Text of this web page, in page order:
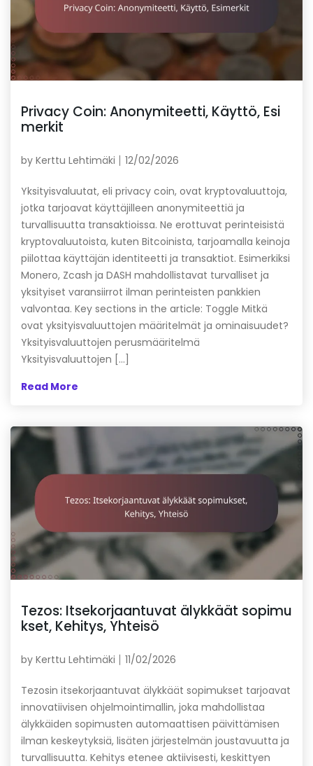
Privacy Coin: Anonymiteetti, Käyttö, Esi
merkit
by Kerttu Lehtimäki 12/02/2026
Yksityisvaluutat, eli privacy coin, ovat kryptovaluuttoja,
jotka tarjoavat käyttäjilleen anonymiteettiä ja
turvallisuutta transaktioissa. Ne erottuvat perinteisistä
kryptovaluutoista, kuten Bitcoinista, tarjoamalla keinoja
piilottaa käyttäjän identiteetti ja transaktiot. Esimerkiksi
Monero, Zcash ja DASH mahdollistavat turvalliset ja
yksityiset varansiirrot ilman perinteisten pankkien
valvontaa. Key sections in the article: Toggle Mitkä
ovat yksityisvaluuttojen määritelmät ja ominaisuudet?
Yksityisvaluuttojen perusmääritelmä
Yksityisvaluuttojen […]
Read More
Tezos: Itsekorjaantuvat älykkäät sopimu
kset, Kehitys, Yhteisö
by Kerttu Lehtimäki 11/02/2026
Tezosin itsekorjaantuvat älykkäät sopimukset tarjoavat
innovatiivisen ohjelmointimallin, joka mahdollistaa
älykkäiden sopimusten automaattisen päivittämisen
ilman keskeytyksiä, lisäten järjestelmän joustavuutta ja
turvallisuutta. Kehitys etenee aktiivisesti, keskittyen